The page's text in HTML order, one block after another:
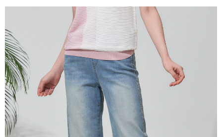
成交易。
3.實際核准額度、可分期數及費用金額請依後續交易確認頁面所載為準。
4.訂單成立30分鐘內，如未前往確認交易或遇審核未通過，訂單將自動取
消。如遇「轉專審核」未通過狀況，表示未達大哥付你分期系統評分，恕無
法說明評估內容。
【繳款方式說明】
1.分期款項不併入電信帳單，「大哥付你分期」於每月結算日後寄送繳費提
醒簡訊。
2.透過簡訊連結打開帳單後，可選擇「超商條碼／台灣大直營門市／銀行轉
帳／街口支付／iPASS MONEY」等通路繳費。
【注意事項】
1.本服務係由「台灣大哥大股份有限公司」（以下簡稱本公司）所提供，讓
用戶於交易時，得透過本服務購買商品或服務，並由商店將買賣／分期付款
買賣價金債權讓與本公司後，依約使用本公司帳單繳交帳款。
AFTEE先享後付是「在收到商品之後才付款」的支付方式。 讓您購物簡單
１．簡單：不需註冊會員、不需綁卡、不需儲值。
２．便利：只要手機號碼，簡訊認證，即可結帳。
３．安心：先確認商品／服務後，再付款。
【「AFTEE先享後付」結帳流程】
１．於結帳方式選擇「AFTEE先享後付」後，將跳轉至「AFTEE先享後付」
結帳頁面，進行簡訊認證並確認金額後，即可完成結帳。
２．訂單成立數日內，您將收到繳費通知簡訊。
３．收到繳費通知簡訊後14天內，點擊此簡訊中的連結，可透過四大超商／
ATM／網路銀行／等多元方式進行付款，方視為交易完成。
※ 請注意：結帳手續完成當下不需立刻繳費，但若您需要取消訂單，請聯絡
購買商品的店家。未經商家同意取消之訂單仍視為有效，需透過AFTEE先享
運送方式
全家取貨付款
每筆NT$120，滿NT$2,000(含以上)免運費
7-11取貨付款
每筆NT$120，滿NT$2,000(含以上)免運費
宅配
每筆NT$120，滿NT$2,000(含以上)免運費